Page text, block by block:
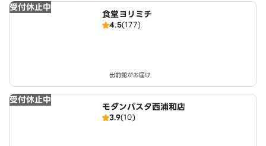
受付休止中
食堂ヨリミチ
4.5(177)
出前館がお届け
受付休止中
モダンパスタ西浦和店
3.9(10)